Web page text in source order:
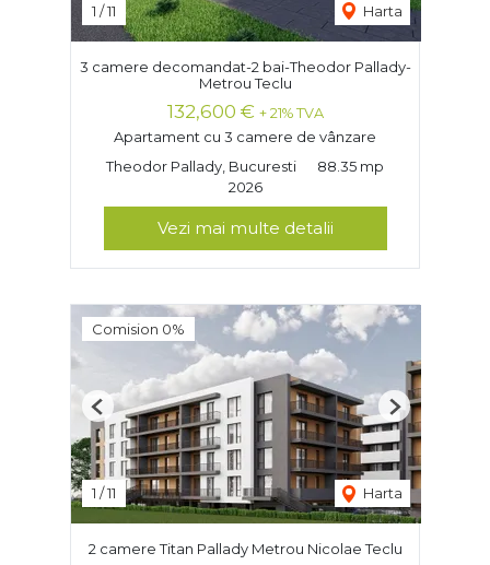
1 /11 Harta
3 camere decomandat-2 bai-Theodor Pallady-
Metrou Teclu
132,600 € + 21% TVA
Apartament cu 3 camere de vânzare
Theodor Pallady, Bucuresti
88.35 mp
2026
Vezi mai multe detalii
Comision 0%
1 /11 Harta
Previous Next
2 camere Titan Pallady Metrou Nicolae Teclu